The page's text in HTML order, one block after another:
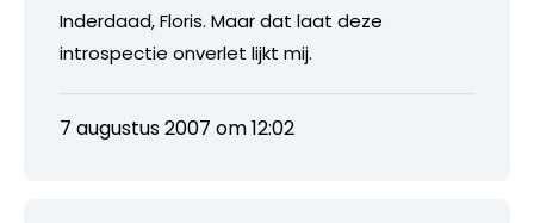
Inderdaad, Floris. Maar dat laat deze
introspectie onverlet lijkt mij.
7 augustus 2007 om 12:02